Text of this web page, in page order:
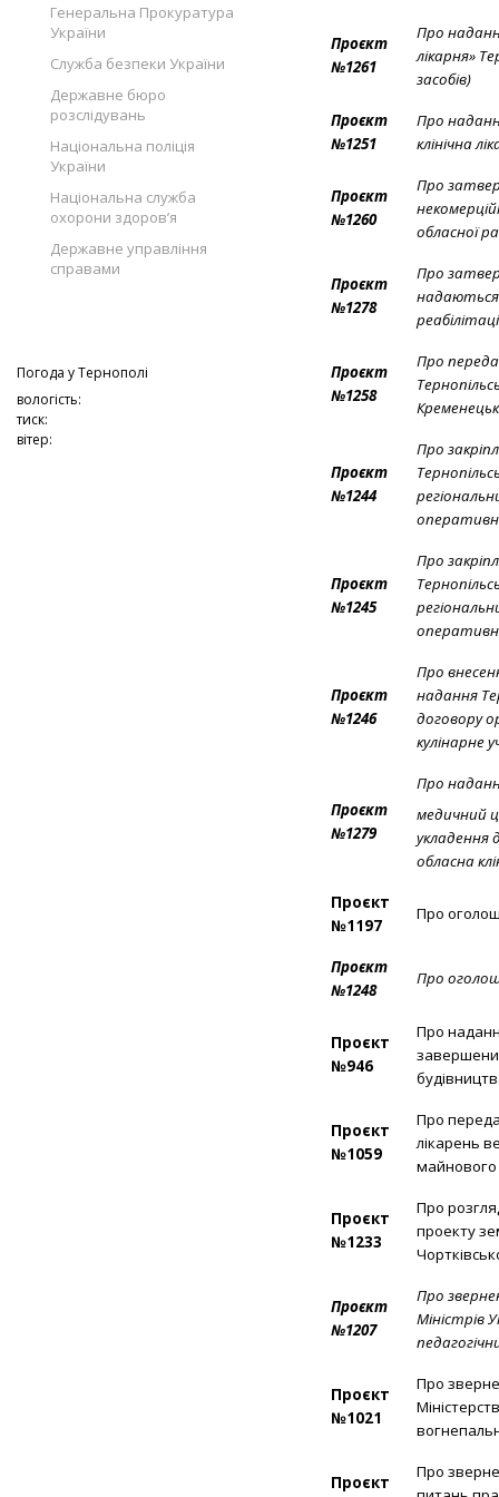
Генеральна Прокуратура
України
Служба безпеки України
Державне бюро
розслідувань
Національна поліція
України
Національна служба
охорони здоров’я
Державне управління
справами
Погода уТернополі
вологість:
тиск:
вітер:
Проєкт
№1261
Про
лікарня»
засобів)
Проєкт
№1251
Про
клінічна
Проєкт
№1260
Про
обласної
Проєкт
№1278
Про
надаються
Проєкт
№1258
Про
Проєкт
№1244
Про
Проєкт
№1245
Про
Проєкт
№1246
Про
надання
договору
кулінарне
Проєкт
№1279
Про
медичний
укладення
обласна
Проєкт
№1197
Про
Проєкт
№1248
Про
Проєкт
№946
Про
Проєкт
№1059
Про
лікарень
майнового
Проєкт
№1233
Про
проекту
Проєкт
№1207
Про
Міністрів
Проєкт
№1021
Про
Проєкт
Про